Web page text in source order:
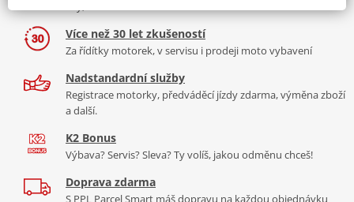
Řetěz 525 SRX2
Ve střední třídě řetězů do 900 ccm je 525 SRX zajímavý především
tím, že má jako jediný na trhu ZST (samozřejmě kromě typu MVXZ).
Typické motorky:BMW F800 GS, Honda VT 750 Shadow, Yamaha
FZ8, Honda CBR 600F
Řada SRX
Více než 30 let zkušeností
Za řídítky motorek, v servisu i prodeji moto vybavení
Nadstandardní služby
Registrace motorky, předváděcí jízdy zdarma, výměna zboží
a další.
K2 Bonus
Výbava? Servis? Sleva? Ty volíš, jakou odměnu chceš!
Doprava zdarma
S PPL Parcel Smart máš dopravu na každou objednávku